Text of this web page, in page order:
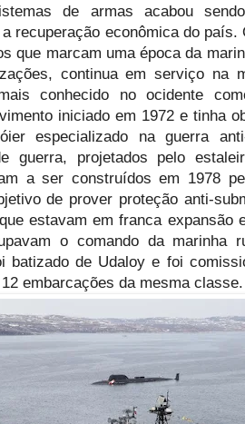
de armas acabou
recuperação econômica do
que marcam uma época da
continua em serviço na
conhecido no ocidente
iniciado em 1972 e tinha
especializado na guerra
guerra, projetados pelo
a ser construídos em 1978
de prover proteção anti-
estavam em franca expansão
o comando da marinha
batizado de Udaloy e foi
embarcações da mesma classe.